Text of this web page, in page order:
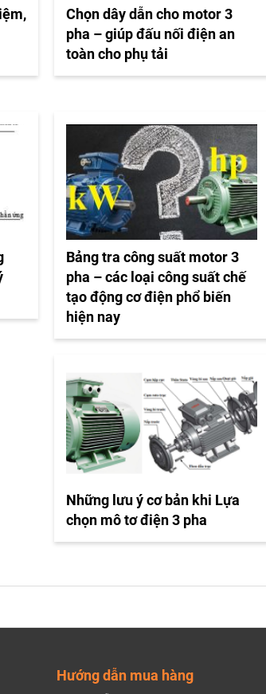
Chọn dây dẫn cho motor 3
pha – giúp đấu nối điện an
toàn cho phụ tải
Bảng tra công suất motor 3
pha – các loại công suất chế
tạo động cơ điện phổ biến
hiện nay
Những lưu ý cơ bản khi Lựa
chọn mô tơ điện 3 pha
Hướng dẫn mua hàng